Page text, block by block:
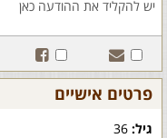
פרטים אישיים
גיל: